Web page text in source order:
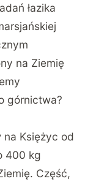
łazika
na Ziemię
górnictwa?
na Księżyc od
400 kg
Część,